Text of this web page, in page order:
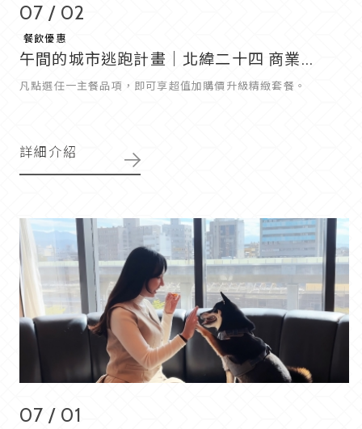
07 / 02
餐飲優惠
午間的城市逃跑計畫｜北緯二十四 商業...
凡點選任一主餐品項，即可享超值加購價升級精緻套餐。
詳細介紹
07 / 01